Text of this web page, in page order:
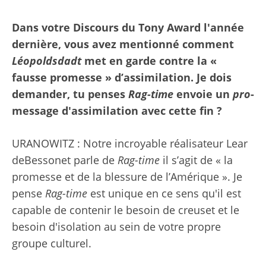
Dans votre Discours du Tony Award l'année
dernière, vous avez mentionné comment
Léopoldsdadtmet en garde contre la «
fausse promesse » d’assimilation. Je dois
demander, tu penses Rag-time envoie un pro-
message d'assimilation avec cette fin ?
URANOWITZ : Notre incroyable réalisateur Lear
deBessonet parle de Rag-time il s’agit de « la
promesse et de la blessure de l’Amérique ». Je
pense Rag-time est unique en ce sens qu'il est
capable de contenir le besoin de creuset et le
besoin d'isolation au sein de votre propre
groupe culturel.